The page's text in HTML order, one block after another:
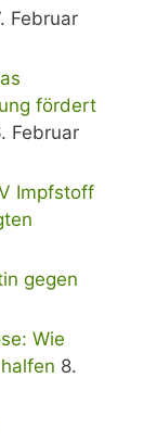
Februar
fördert
Februar
Impfstoff
gegen
Wie
8.